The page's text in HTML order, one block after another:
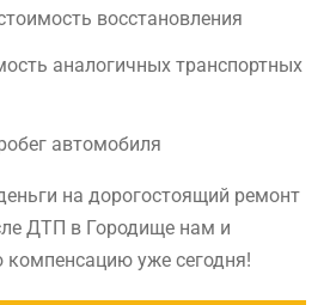
восстановления
аналогичных транспортных
автомобиля
на дорогостоящий ремонт
ДТП в Городище нам и
компенсацию уже сегодня!